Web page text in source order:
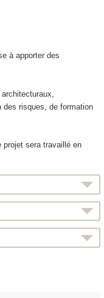
à apporter des
des risques, de formation
projet sera travaillé en